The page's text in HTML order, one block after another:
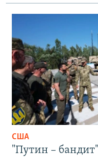
США
"Путин –